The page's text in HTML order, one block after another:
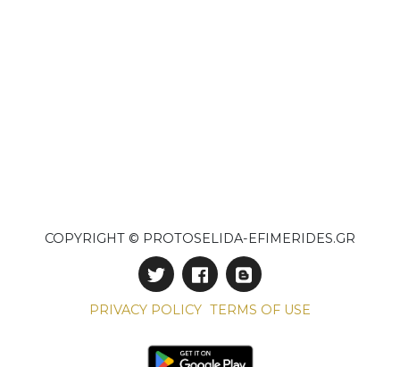
COPYRIGHT © PROTOSELIDA-EFIMERIDES.GR
PRIVACY POLICY TERMS OF USE